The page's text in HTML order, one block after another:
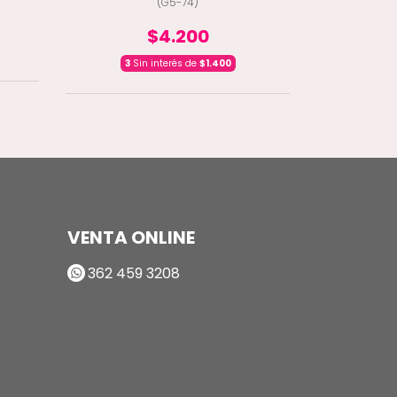
$4.200
3Sin interés de $1.400
VENTA ONLINE
362 459 3208